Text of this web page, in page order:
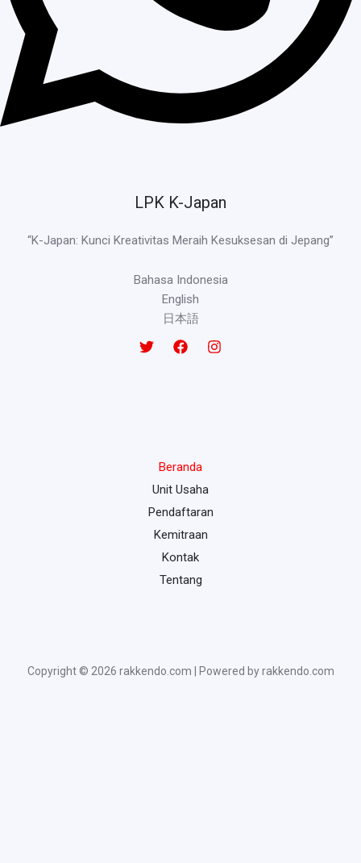
LPK K-Japan
“K-Japan: Kunci Kreativitas Meraih Kesuksesan di Jepang”
Bahasa Indonesia
English
日本語
Beranda
Unit Usaha
Pendaftaran
Kemitraan
Kontak
Tentang
Copyright © 2026 rakkendo.com | Powered by rakkendo.com